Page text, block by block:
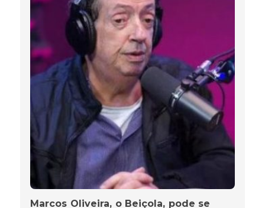
Marcos Oliveira, o Beiçola, pode se